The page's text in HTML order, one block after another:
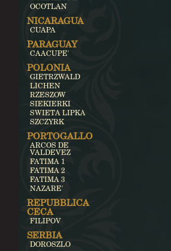
OCOTLAN
NICARAGUA
CUAPA
PARAGUAY
CAACUPE'
POLONIA
GIETRZWALD
LICHEN
RZESZOW
SIEKIERKI
SWIETA LIPKA
SZCZYRK
PORTOGALLO
ARCOS DE
VALDEVEZ
FATIMA 1
FATIMA 2
FATIMA 3
NAZARE'
REPUBBLICA
CECA
FILIPOV
SERBIA
DOROSZLO